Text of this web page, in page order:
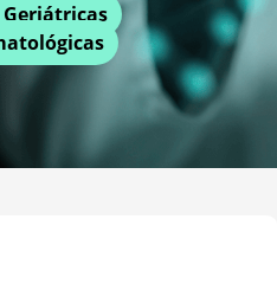
Geriátricas